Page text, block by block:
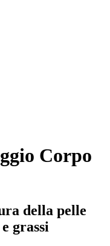
Corpo
della pelle
grassi